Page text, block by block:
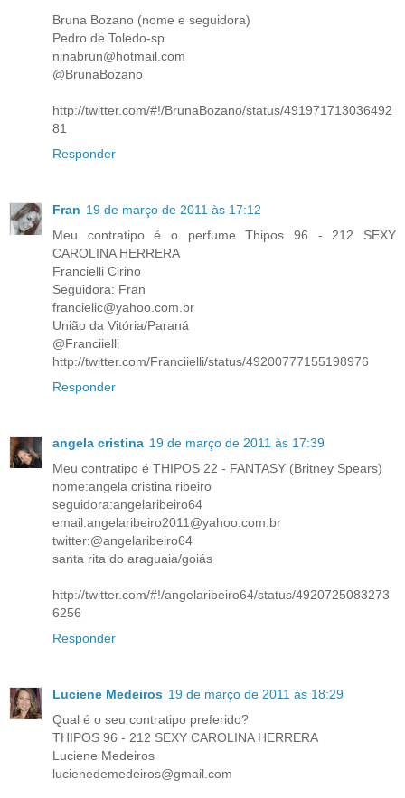
Bruna Bozano (nome e seguidora)
Pedro de Toledo-sp
ninabrun@hotmail.com
@BrunaBozano
http://twitter.com/#!/BrunaBozano/status/491971713036492
81
Responder
Fran 19 de março de 2011 às 17:12
Meu contratipo é o perfume Thipos 96 - 212 SEXY
CAROLINA HERRERA
Francielli Cirino
Seguidora: Fran
francielic@yahoo.com.br
União da Vitória/Paraná
@Franciielli
http://twitter.com/Franciielli/status/49200777155198976
Responder
angela cristina 19 de março de 2011 às 17:39
Meu contratipo é THIPOS 22 - FANTASY (Britney Spears)
nome:angela cristina ribeiro
seguidora:angelaribeiro64
email:angelaribeiro2011@yahoo.com.br
twitter:@angelaribeiro64
santa rita do araguaia/goiás
http://twitter.com/#!/angelaribeiro64/status/4920725083273
6256
Responder
Luciene Medeiros 19 de março de 2011 às 18:29
Qual é o seu contratipo preferido?
THIPOS 96 - 212 SEXY CAROLINA HERRERA
Luciene Medeiros
lucienedemedeiros@gmail.com